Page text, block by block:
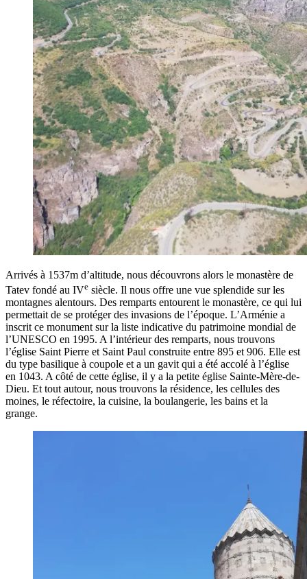
Arrivés à 1537m d’altitude, nous découvrons alors le monastère de
Tatev fondé au IVe siècle. Il nous offre une vue splendide sur les
montagnes alentours. Des remparts entourent le monastère, ce qui lui
permettait de se protéger des invasions de l’époque. L’Arménie a
inscrit ce monument sur la liste indicative du patrimoine mondial de
l’UNESCO en 1995. A l’intérieur des remparts, nous trouvons
l’église Saint Pierre et Saint Paul construite entre 895 et 906. Elle est
du type basilique à coupole et a un gavit qui a été accolé à l’église
en 1043. A côté de cette église, il y a la petite église Sainte-Mère-de-
Dieu. Et tout autour, nous trouvons la résidence, les cellules des
moines, le réfectoire, la cuisine, la boulangerie, les bains et la
grange.